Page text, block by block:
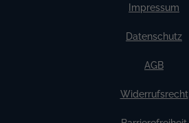
Impressum
Datenschutz
AGB
Widerrufsrecht